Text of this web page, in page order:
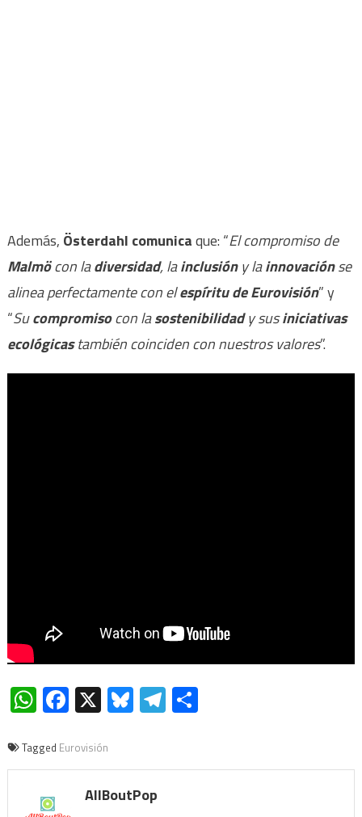
Además, Österdahl comunicaque: “El compromiso de
Malmöcon ladiversidad, lainclusióny lainnovaciónse
alinea perfectamente con elespíritu de Eurovisión” y
“Sucompromisocon lasostenibilidady susiniciativas
ecológicastambién coinciden con nuestros valores”.
WhatsApp
Facebook
X BlueskyTelegram
Compartir
Tagged Eurovisión
AllBoutPop